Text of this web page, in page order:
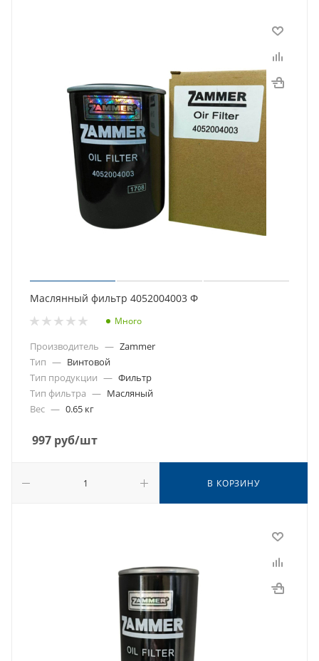
Маслянный фильтр 4052004003 Ф
Много
Производитель — Zammer
Тип — Винтовой
Тип продукции — Фильтр
Тип фильтра — Масляный
Вес — 0.65 кг
997 руб/шт
В КОРЗИНУ